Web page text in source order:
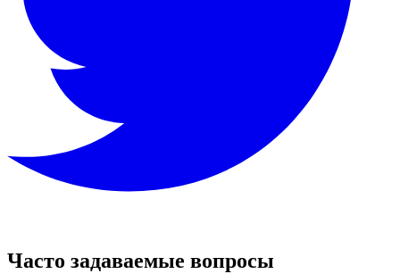
Часто задаваемые вопросы